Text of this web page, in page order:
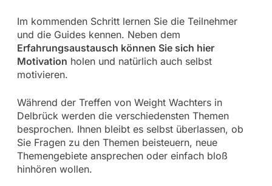
Im kommenden Schritt lernen Sie die Teilnehmer
und die Guides kennen. Neben dem
Erfahrungsaustausch können Sie sich hier
Motivation holen und natürlich auch selbst
motivieren.
Während der Treffen von Weight Wachters in
Delbrück werden die verschiedensten Themen
besprochen. Ihnen bleibt es selbst überlassen, ob
Sie Fragen zu den Themen beisteuern, neue
Themengebiete ansprechen oder einfach bloß
hinhören wollen.